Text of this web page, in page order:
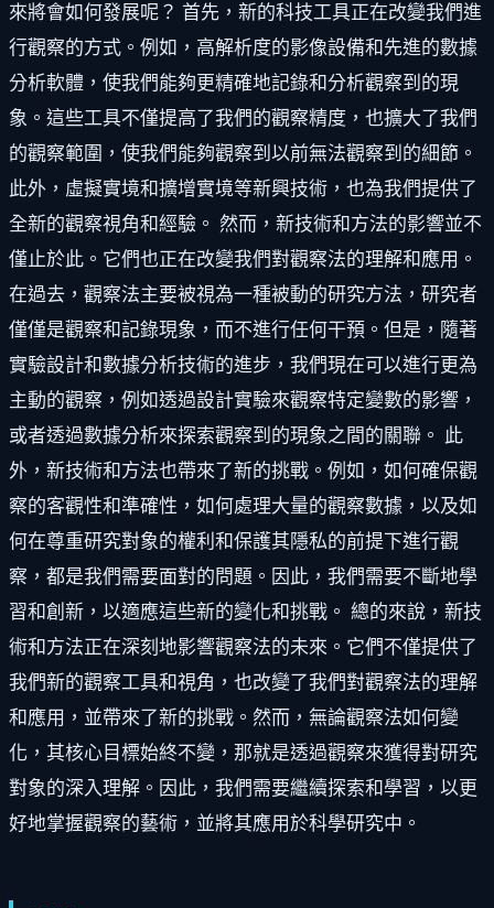
來將會如何發展呢？ 首先，新的科技工具正在改變我們進
行觀察的方式。例如，高解析度的影像設備和先進的數據
分析軟體，使我們能夠更精確地記錄和分析觀察到的現
象。這些工具不僅提高了我們的觀察精度，也擴大了我們
的觀察範圍，使我們能夠觀察到以前無法觀察到的細節。
此外，虛擬實境和擴增實境等新興技術，也為我們提供了
全新的觀察視角和經驗。 然而，新技術和方法的影響並不
僅止於此。它們也正在改變我們對觀察法的理解和應用。
在過去，觀察法主要被視為一種被動的研究方法，研究者
僅僅是觀察和記錄現象，而不進行任何干預。但是，隨著
實驗設計和數據分析技術的進步，我們現在可以進行更為
主動的觀察，例如透過設計實驗來觀察特定變數的影響，
或者透過數據分析來探索觀察到的現象之間的關聯。 此
外，新技術和方法也帶來了新的挑戰。例如，如何確保觀
察的客觀性和準確性，如何處理大量的觀察數據，以及如
何在尊重研究對象的權利和保護其隱私的前提下進行觀
察，都是我們需要面對的問題。因此，我們需要不斷地學
習和創新，以適應這些新的變化和挑戰。 總的來說，新技
術和方法正在深刻地影響觀察法的未來。它們不僅提供了
我們新的觀察工具和視角，也改變了我們對觀察法的理解
和應用，並帶來了新的挑戰。然而，無論觀察法如何變
化，其核心目標始終不變，那就是透過觀察來獲得對研究
對象的深入理解。因此，我們需要繼續探索和學習，以更
好地掌握觀察的藝術，並將其應用於科學研究中。